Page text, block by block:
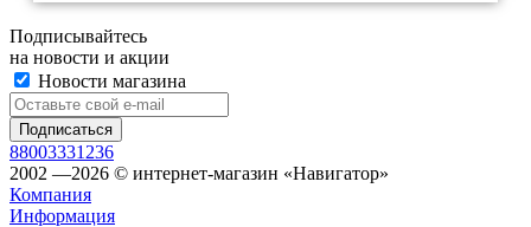
Подписывайтесь
на новости и акции
Новости магазина
88003331236
2002 —2026 © интернет-магазин «Навигатор»
Компания
Информация